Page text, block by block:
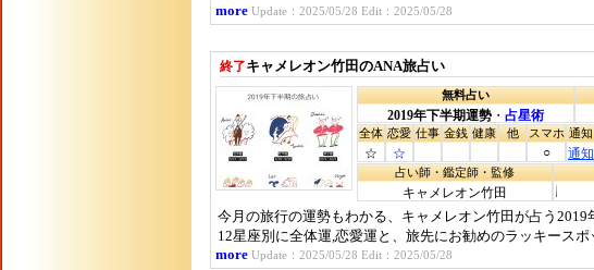
more Update：2025/05/28 Edit：2025/05/28
終了キャメレオン竹田のANA旅占い
無料占い
2019年下半期運勢 ・ 占星術
全体
☆
恋愛
☆
仕事 金銭 健康 他 スマホ
○
通知
通知
占い師・鑑定師・監修
キャメレオン竹田
今月の旅行の運勢もわかる、キャメレオン竹田が占う2019
12星座別に全体運,恋愛運と、旅先にお勧めのラッキースポ
more Update：2025/05/28 Edit：2025/05/28